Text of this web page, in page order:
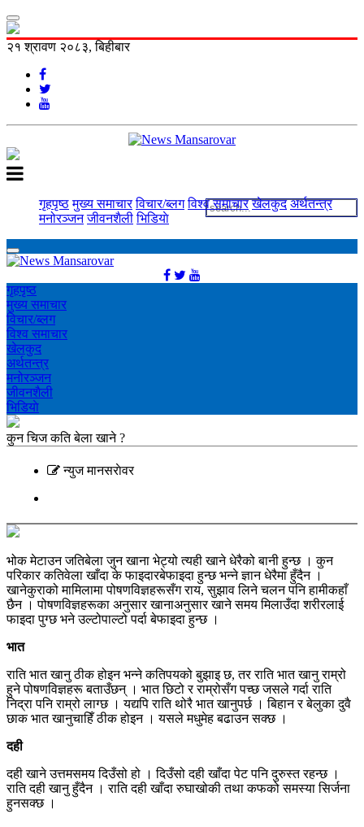
२१ श्रावण २०८३, बिहीबार
गृहपृष्ठ मुख्य समाचार विचार/ब्लग विश्व समाचार खेलकुद अर्थतन्त्र
मनोरञ्‍जन जीवनशैली भिडियाे
गृहपृष्ठ
मुख्य समाचार
विचार/ब्लग
विश्व समाचार
खेलकुद
अर्थतन्त्र
मनोरञ्‍जन
जीवनशैली
भिडियाे
कुन चिज कति बेला खाने ?
न्युज मानसराेवर
भोक मेटाउन जतिबेला जुन खाना भेट्यो त्यही खाने धेरैको बानी हुन्छ । कुन
परिकार कतिवेला खाँदा के फाइदारबेफाइदा हुन्छ भन्ने ज्ञान धेरैमा हुँदैन ।
खानेकुराको मामिलामा पोषणविज्ञहरूसँग राय, सुझाव लिने चलन पनि हामीकहाँ
छैन । पोषणविज्ञहरूका अनुसार खानाअनुसार खाने समय मिलाउँदा शरीरलाई
फाइदा पुग्छ भने उल्टोपाल्टो पर्दा बेफाइदा हुन्छ ।
भात
राति भात खानु ठीक होइन भन्ने कतिपयको बुझाइ छ, तर राति भात खानु राम्रो
हुने पोषणविज्ञहरू बताउँछन् । भात छिटो र राम्रोसँग पच्छ जसले गर्दा राति
निद्रा पनि राम्रो लाग्छ । यद्यपि राति थोरै भात खानुपर्छ । बिहान र बेलुका दुवै
छाक भात खानुचाहिँ ठीक होइन । यसले मधुमेह बढाउन सक्छ ।
दही
दही खाने उत्तमसमय दिउँसो हो । दिउँसो दही खाँदा पेट पनि दुरुस्त रहन्छ ।
राति दही खानु हुँदैन । राति दही खाँदा रुघाखोकी तथा कफको समस्या सिर्जना
हुनसक्छ ।